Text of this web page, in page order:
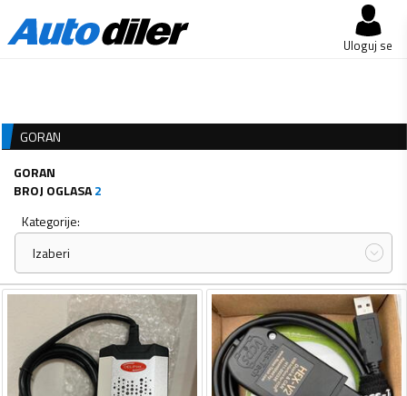
Uloguj se
GORAN
GORAN
BROJ OGLASA2
Kategorije:
Izaberi